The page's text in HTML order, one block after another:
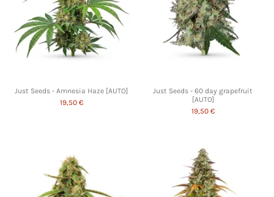
Just Seeds - Amnesia Haze [AUTO]
19,50 €
Just Seeds - 60 day grapefruit
[AUTO]
19,50 €